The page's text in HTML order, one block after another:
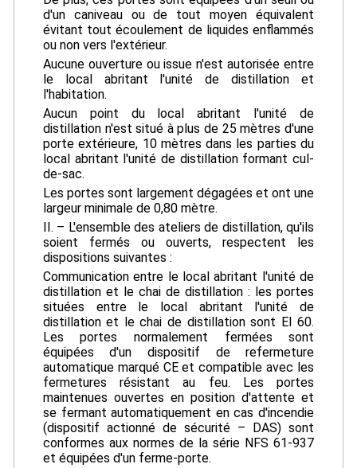
d'un caniveau ou de tout moyen équivalent
évitant tout écoulement de liquides enflammés
ou non vers l'extérieur.
Aucune ouverture ou issue n'est autorisée entre
le local abritant l'unité de distillation et
l'habitation.
Aucun point du local abritant l'unité de
distillation n'est situé à plus de 25 mètres d'une
porte extérieure, 10 mètres dans les parties du
local abritant l'unité de distillation formant cul-
de-sac.
Les portes sont largement dégagées et ont une
largeur minimale de 0,80 mètre.
II. – L'ensemble des ateliers de distillation, qu'ils
soient fermés ou ouverts, respectent les
dispositions suivantes :
Communication entre le local abritant l'unité de
distillation et le chai de distillation : les portes
situées entre le local abritant l'unité de
distillation et le chai de distillation sont EI 60.
Les portes normalement fermées sont
équipées d'un dispositif de refermeture
automatique marqué CE et compatible avec les
fermetures résistant au feu. Les portes
maintenues ouvertes en position d'attente et
se fermant automatiquement en cas d'incendie
(dispositif actionné de sécurité – DAS) sont
conformes aux normes de la série NFS 61-937
et équipées d'un ferme-porte.